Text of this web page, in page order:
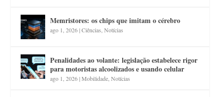
Memristores: os chips que imitam o cérebro
ago 1, 2026|Ciências ,Notícias
Penalidades ao volante: legislação estabelece rigor
para motoristas alcoolizados e usando celular
ago 1, 2026|Mobilidade ,Notícias